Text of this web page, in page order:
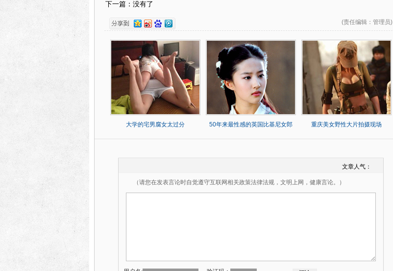
下一篇：没有了
(责任编辑 ：管理员)
大学的宅男腐女太过分 50年来最性感的英国比基尼女郎 重庆美女野性大片拍摄现场
文章人气：
（请您在发表言论时自觉遵守互联网相关政策法律法规，文明上网，健康言论。）